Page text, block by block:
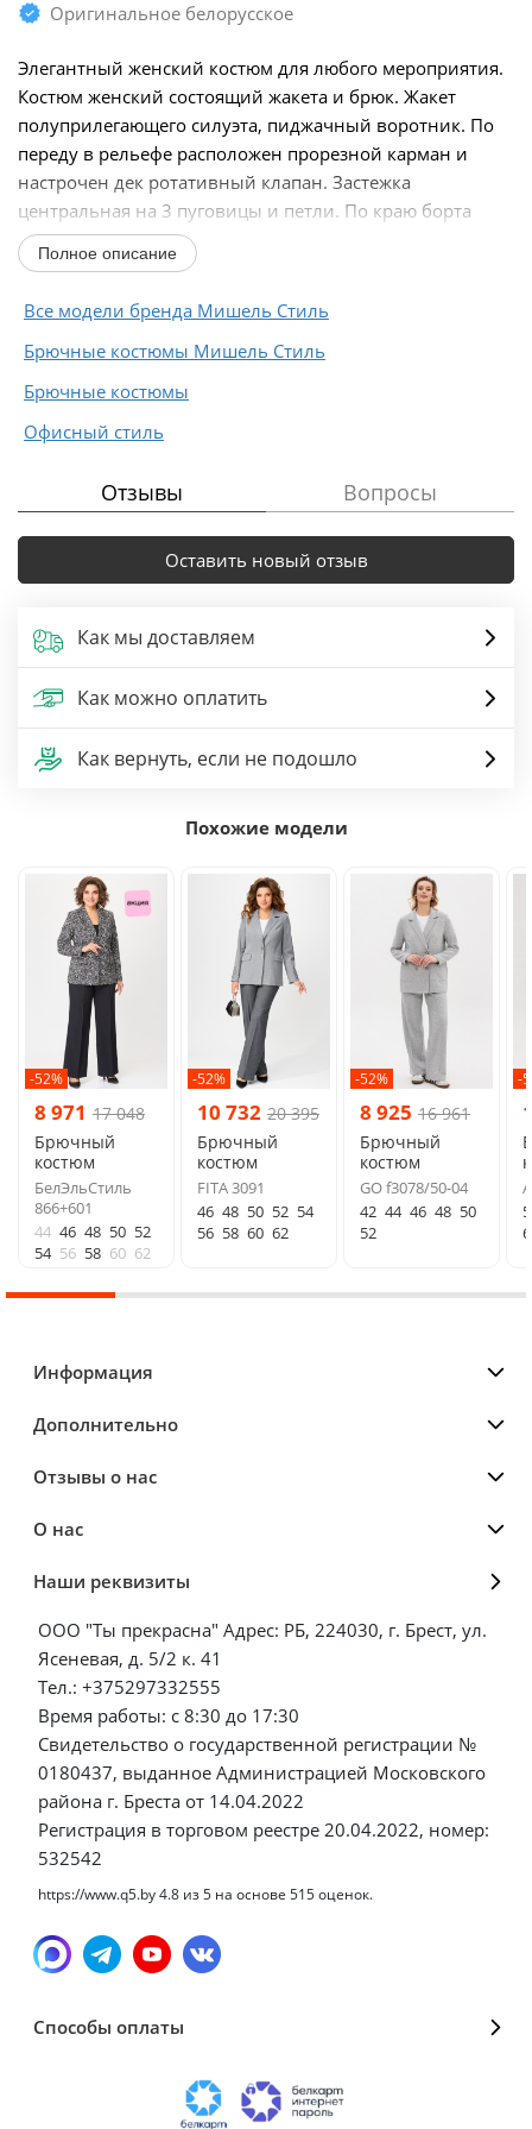
Оригинальное белорусское
Элегантный женский костюм для любого мероприятия.
Костюм женский состоящий жакета и брюк. Жакет
полуприлегающего силуэта, пиджачный воротник. По
переду в рельефе расположен прорезной карман и
настрочен дек ротативный клапан. Застежка
центральная на 3 пуговицы и петли. По краю борта
настрочена...
Полное описание
Все модели бренда Мишель Стиль
Брючные костюмы Мишель Стиль
Брючные костюмы
Офисный стиль
Отзывы Вопросы
Оставить новый отзыв
Как мы доставляем
Как можно оплатить
Как вернуть, если не подошло
Похожие модели
-52%
8 971 17 048
Брючный
костюм
БелЭльСтиль
866+601
44 46 48 50 52
54 56 58 60 62
-52%
10 732 20 395
Брючный
костюм
FITA 3091
46 48 50 52 54
56 58 60 62
-52%
8 925 16 961
Брючный
костюм
GO f3078/50-04
42 44 46 48 50
52
-
Информация
Дополнительно
Отзывы о нас
О нас
Наши реквизиты
ООО "Ты прекрасна" Адрес: РБ, 224030, г. Брест, ул.
Ясеневая, д. 5/2 к. 41
Тел.: +375297332555
Время работы: с 8:30 до 17:30
Свидетельство о государственной регистрации №
0180437, выданное Администрацией Московского
района г. Бреста от 14.04.2022
Регистрация в торговом реестре 20.04.2022, номер:
532542
https://www.q5.by4.8 из5 на основе 515оценок.
Способы оплаты